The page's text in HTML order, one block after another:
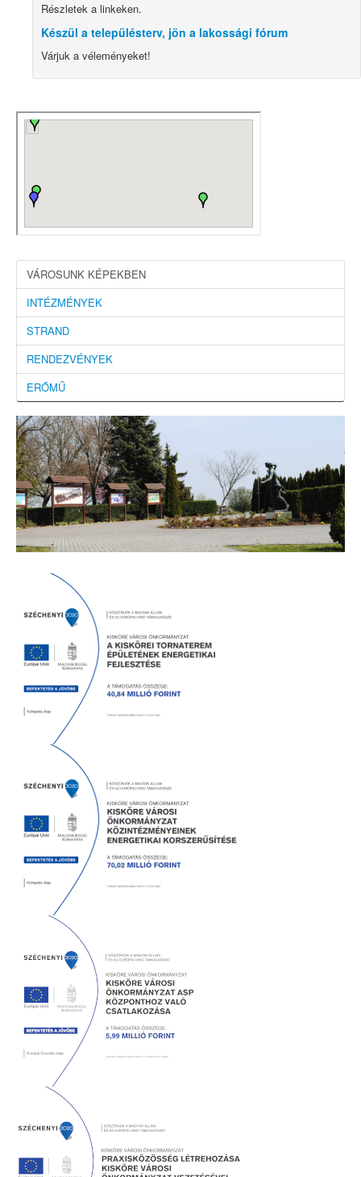
Részletek a linkeken.
Készül a településterv, jön a lakossági fórum
Várjuk a véleményeket!
VÁROSUNK KÉPEKBEN
INTÉZMÉNYEK
STRAND
RENDEZVÉNYEK
ERŐMŰ